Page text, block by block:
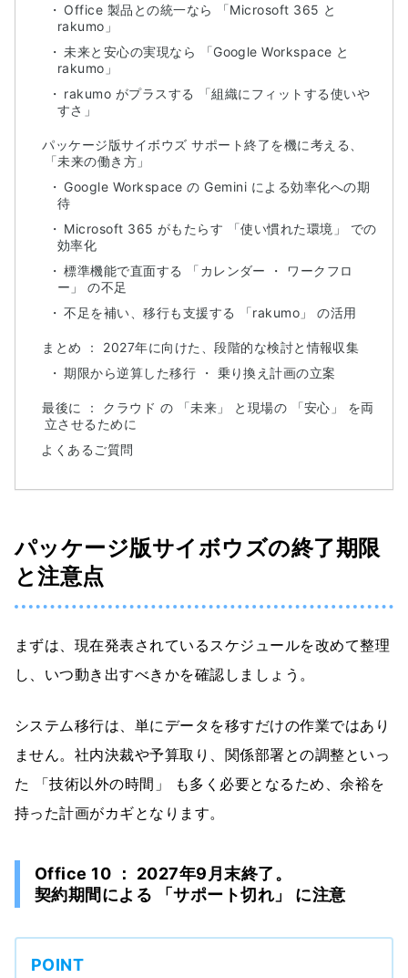
Office 製品との統一なら 「Microsoft 365 と
rakumo」
未来と安心の実現なら 「Google Workspace と
rakumo」
rakumo がプラスする 「組織にフィットする使いや
すさ」
パッケージ版サイボウズ サポート終了を機に考える、
「未来の働き方」
Google Workspace の Gemini による効率化への期
待
Microsoft 365 がもたらす 「使い慣れた環境」 での
効率化
標準機能で直面する 「カレンダー ・ ワークフロ
ー」 の不足
不足を補い、移行も支援する 「rakumo」 の活用
まとめ ： 2027年に向けた、段階的な検討と情報収集
期限から逆算した移行 ・ 乗り換え計画の立案
最後に ： クラウド の 「未来」 と現場の 「安心」 を両
立させるために
よくあるご質問
パッケージ版サイボウズの終了期限
と注意点
まずは、現在発表されているスケジュールを改めて整理
し、いつ動き出すべきかを確認しましょう。
システム移行は、単にデータを移すだけの作業ではあり
ません。社内決裁や予算取り、関係部署との調整といっ
た 「技術以外の時間」 も多く必要となるため、余裕を
持った計画がカギとなります。
Office 10 ： 2027年9月末終了。
契約期間による 「サポート切れ」 に注意
POINT